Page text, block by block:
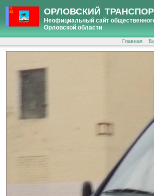
ОРЛОВСКИЙ
Неофициальный сайт
Орловской области
Главная